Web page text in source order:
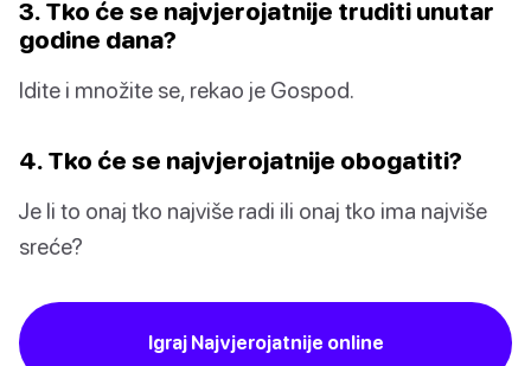
3. Tko će se najvjerojatnije truditi unutar
godine dana?
Idite i množite se, rekao je Gospod.
4. Tko će se najvjerojatnije obogatiti?
Je li to onaj tko najviše radi ili onaj tko ima najviše
sreće?
Igraj Najvjerojatnije online